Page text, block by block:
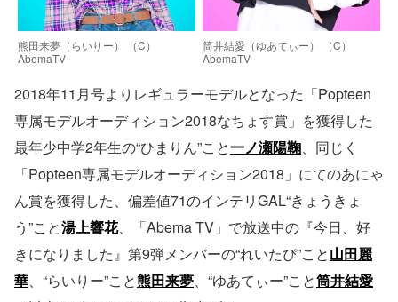
熊田来夢（らいりー） （C）
AbemaTV
筒井結愛（ゆあてぃー） （C）
AbemaTV
2018年11月号よりレギュラーモデルとなった「Popteen
専属モデルオーディション2018なちょす賞」を獲得した
最年少中学2年生の“ひまりん”こと一ノ瀬陽鞠、同じく
「Popteen専属モデルオーディション2018」にてのあにゃ
ん賞を獲得した、偏差値71のインテリGAL“きょうきょ
う”こと湯上響花、「Abema TV」で放送中の『今日、好
きになりました』第9弾メンバーの“れいたぴ”こと山田麗
華、“らいりー”こと熊田来夢、“ゆあてぃー”こと筒井結愛